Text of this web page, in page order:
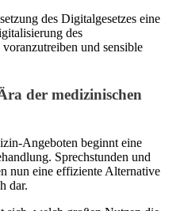
des Digitalgesetzes eine
des
und sensible
der medizinischen
Angeboten beginnt eine
Sprechstunden und
nun eine effiziente Alternative
dar.